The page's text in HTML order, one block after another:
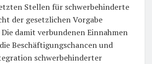
Stellen für schwerbehinderte
der gesetzlichen Vorgabe
damit verbundenen Einnahmen
Beschäftigungschancen und
schwerbehinderter